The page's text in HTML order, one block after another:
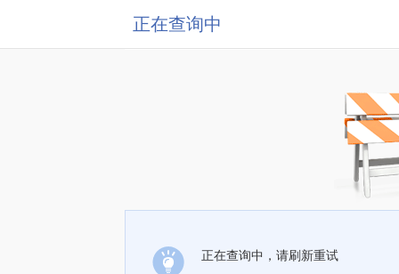
正在查询中
正在查询中，请刷新重试